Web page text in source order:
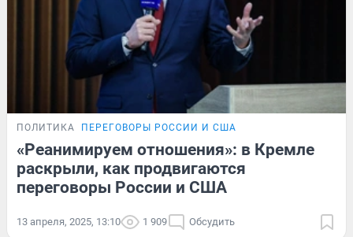
ПОЛИТИКА ПЕРЕГОВОРЫ РОССИИ И США
«Реанимируем отношения»: в Кремле
раскрыли, как продвигаются
переговоры России и США
13 апреля, 2025, 13:10 1 909 Обсудить